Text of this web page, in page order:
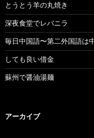
とうとう羊の丸焼き
深夜食堂でレバニラ
毎日中国語〜第二外国語は
しても良い借金
蘇州で醤油湯麺
アーカイブ